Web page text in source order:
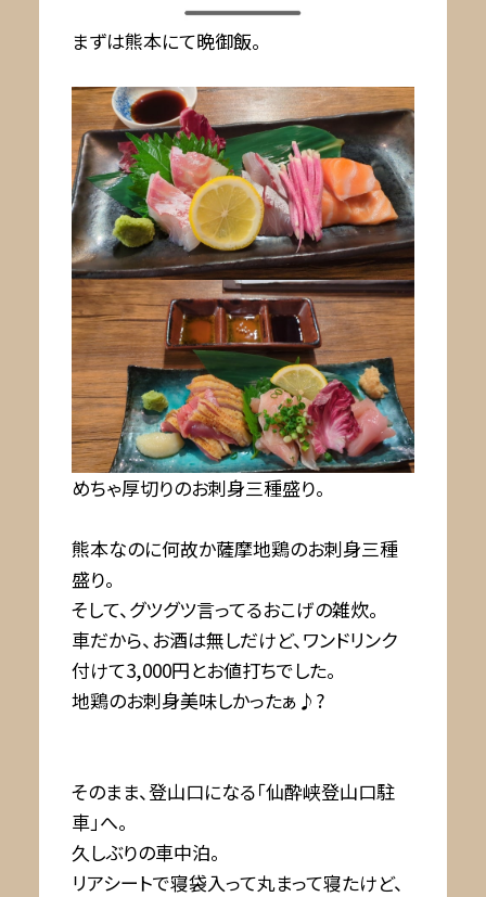
まずは熊本にて晩御飯。
めちゃ厚切りのお刺身三種盛り。
熊本なのに何故か薩摩地鶏のお刺身三種
盛り。
そして、グツグツ言ってるおこげの雑炊。
車だから、お酒は無しだけど、ワンドリンク
付けて3,000円とお値打ちでした。
地鶏のお刺身美味しかったぁ♪?
そのまま、登山口になる「仙酔峡登山口駐
車」へ。
久しぶりの車中泊。
リアシートで寝袋入って丸まって寝たけど、